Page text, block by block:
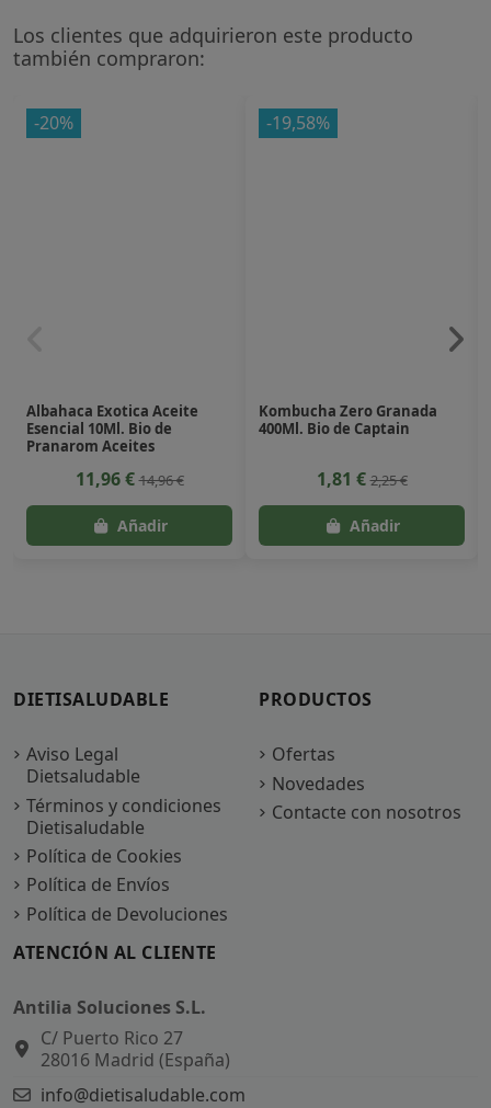
Los clientes que adquirieron este producto
también compraron:
-20%
Albahaca Exotica Aceite
Esencial 10Ml. Bio de
Pranarom Aceites
11,96 €14,96 €
-19,58%
Kombucha Zero Granada
400Ml. Bio de Captain
1,81 €2,25 €
DIETISALUDABLE
Aviso Legal
Dietsaludable
Términos y condiciones
Dietisaludable
Política de Cookies
Política de Envíos
Política de Devoluciones
PRODUCTOS
Ofertas
Novedades
Contacte con nosotros
ATENCIÓN AL CLIENTE
Antilia Soluciones S.L.
C/ Puerto Rico 27
28016 Madrid (España)
info@dietisaludable.com